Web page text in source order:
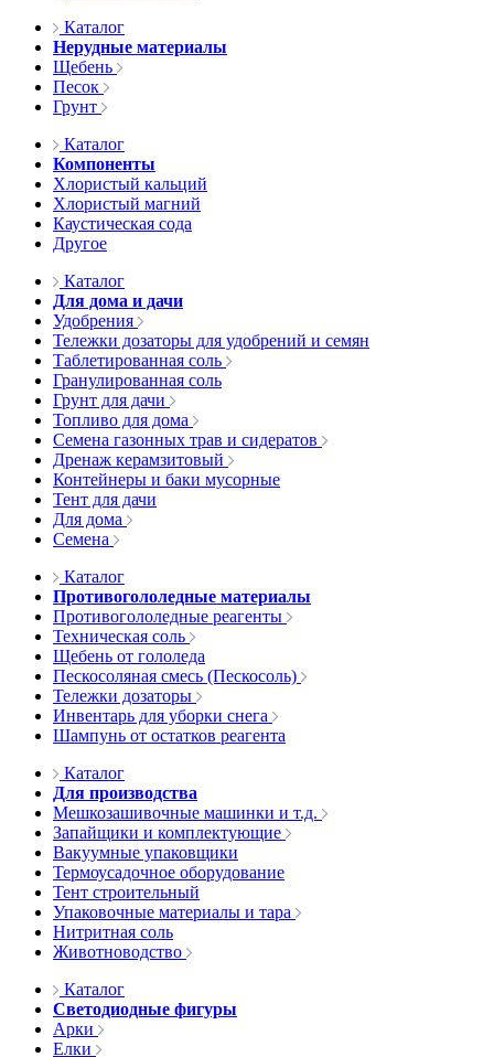
Каталог
Нерудные материалы
Щебень
Песок
Грунт
Каталог
Компоненты
Хлористый кальций
Хлористый магний
Каустическая сода
Другое
Каталог
Для дома и дачи
Удобрения
Тележки дозаторы для удобрений и семян
Таблетированная соль
Гранулированная соль
Грунт для дачи
Топливо для дома
Семена газонных трав и сидератов
Дренаж керамзитовый
Контейнеры и баки мусорные
Тент для дачи
Для дома
Семена
Каталог
Противогололедные материалы
Противогололедные реагенты
Техническая соль
Щебень от гололеда
Пескосоляная смесь (Пескосоль)
Тележки дозаторы
Инвентарь для уборки снега
Шампунь от остатков реагента
Каталог
Для производства
Мешкозашивочные машинки и т.д.
Запайщики и комплектующие
Вакуумные упаковщики
Термоусадочное оборудование
Тент строительный
Упаковочные материалы и тара
Нитритная соль
Животноводство
Каталог
Светодиодные фигуры
Арки
Елки